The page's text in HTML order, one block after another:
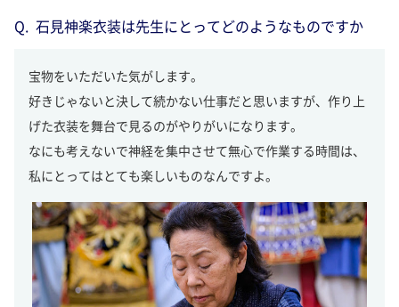
石見神楽衣装は先生にとってどのようなものですか
宝物をいただいた気がします。
好きじゃないと決して続かない仕事だと思いますが、作り上
げた衣装を舞台で見るのがやりがいになります。
なにも考えないで神経を集中させて無心で作業する時間は、
私にとってはとても楽しいものなんですよ。